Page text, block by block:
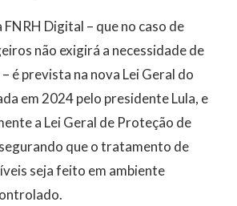
Digital – que no caso de
não exigirá a necessidade de
é prevista na nova Lei Geral do
em 2024 pelo presidente Lula, e
a Lei Geral de Proteção de
que o tratamento de
seja feito em ambiente